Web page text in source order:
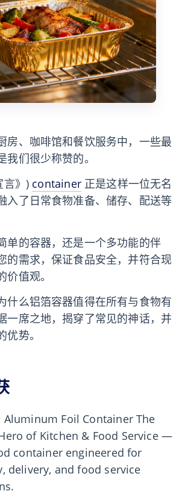
房、咖啡馆和餐饮服务中，一些最
我们很少称赞的。
言》) container正是这样一位无名
入了日常食物准备、储存、配送等
单的容器，还是一个多功能的伴
的需求，保证食品安全，并符合现
值观。
什么铝箔容器值得在所有与食物有
一席之地，揭穿了常见的神话，并
势。
Aluminum Foil Container The
of Kitchen & Food Service —
container engineered for
delivery, and food service